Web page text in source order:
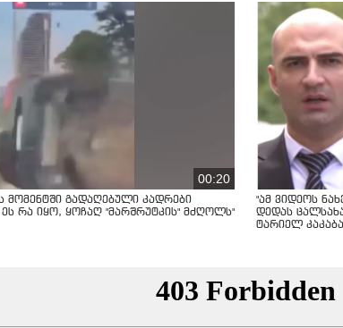
00:20
მომენტში გადაღებული კადრები
ეს რა იყო, ყოჩაღ "მარშრუტკის" მძღოლს"
"ამ ვიდეოს
დედას
ტარიელ